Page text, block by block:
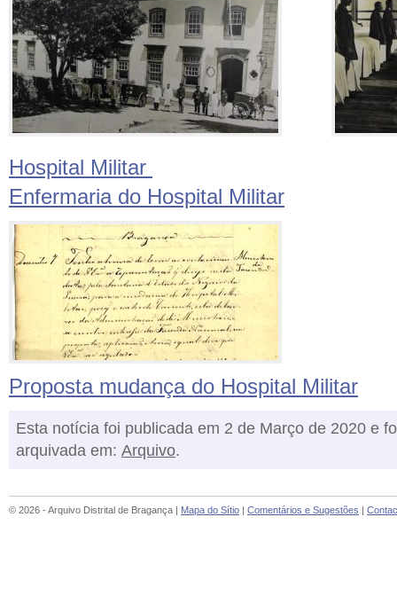
Hospital Militar
Enfermaria do Hospital Militar
Proposta mudança do Hospital Militar
Esta notícia foi publicada em 2 de Março de 2020 e
arquivada em: Arquivo.
© 2026 - Arquivo Distrital de Bragança | Mapa do Sítio | Comentários e Sugestões |